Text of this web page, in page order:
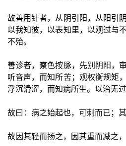
故善用针者，从阴引阳，从阳引
以我知彼，以表知里，以观过与
不殆。
善诊者，察色按脉，先别阴阳，
听音声，而知所苦；观权衡规矩
浮沉滑涩，而知病所生。以治无
故曰：病之始起也，可刺而已；
故因其轻而扬之，因其重而减之